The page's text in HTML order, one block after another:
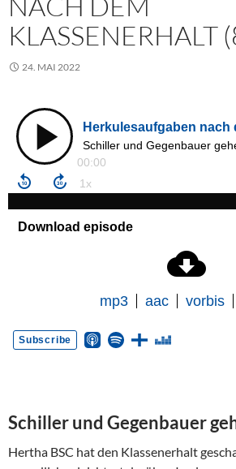
KLASSENERHALT
24. MAI 2022
Schiller und Gegenbauer
Hertha BSC hat den Klassenerhalt